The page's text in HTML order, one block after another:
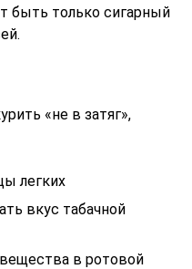
быть только сигарный
«не в затяг»,
легких
вкус табачной
в ротовой